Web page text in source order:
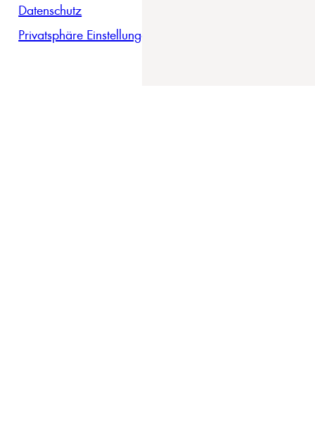
Datenschutz
Privatsphäre Einstellungen